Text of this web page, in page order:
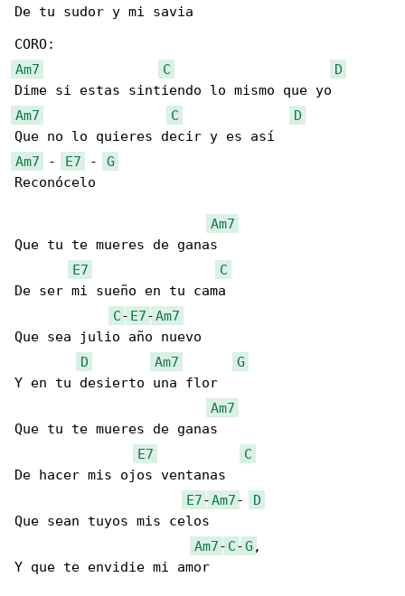
De tu sudor y mi savia
Am7
C
D
Am7
C
D
Am7 - E7 - G
Reconócelo
Am7
Que tu te mueres de ganas
E7
C
De ser mi sueño en tu cama
C- E7-Am7
Que sea julio año nuevo
D
Am7
G
Y en tu desierto una flor
Am7
Que tu te mueres de ganas
E7
C
De hacer mis ojos ventanas
E7-Am7-
D
Que sean tuyos mis celos
Am7- C-G ,
Y que te envidie mi amor